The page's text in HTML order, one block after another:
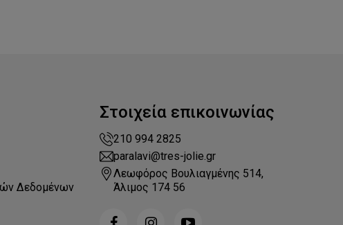
Στοιχεία επικοινωνίας
210 994 2825
paralavi@tres-jolie.gr
Λεωφόρος Βουλιαγμένης 514,
Άλιμος 174 56
Δεδομένων